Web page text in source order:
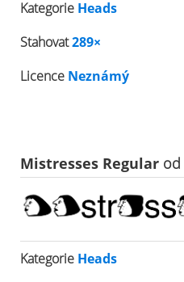
Kategorie Heads
Stahovat289×
Licence Neznámý
Mistresses Regular od
Kategorie Heads